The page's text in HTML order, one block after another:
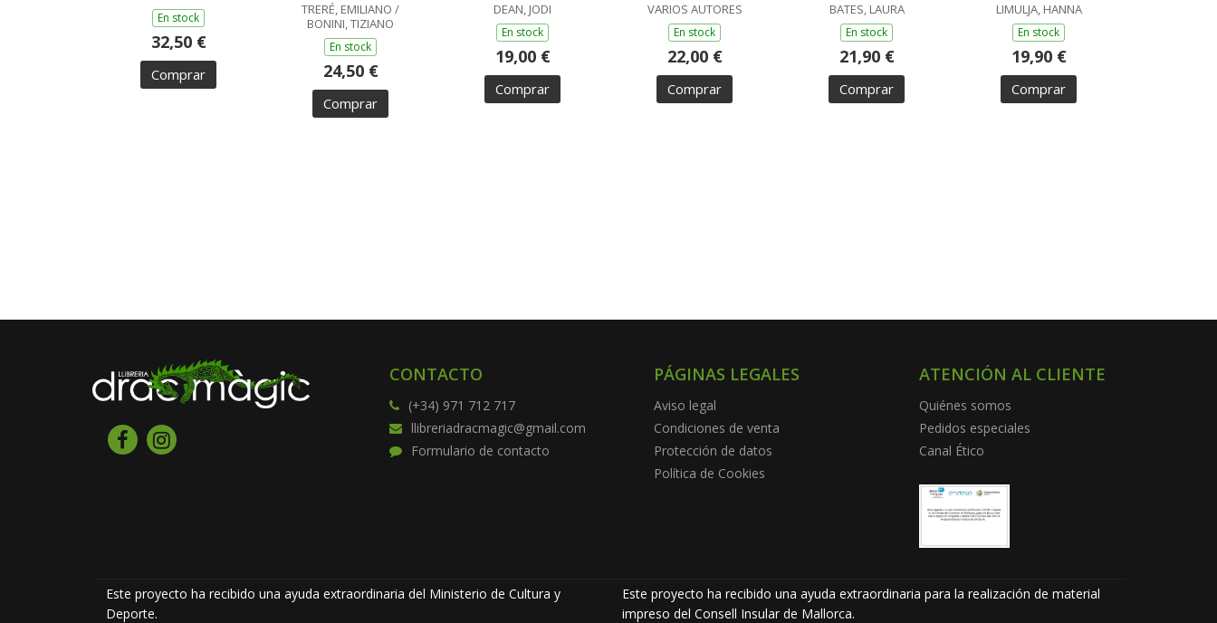
En stock
32,50 €
Comprar
TRERÉ, EMILIANO /
BONINI, TIZIANO
En stock
24,50 €
Comprar
DEAN, JODI
En stock
19,00 €
Comprar
VARIOS AUTORES
En stock
22,00 €
Comprar
BATES, LAURA
En stock
21,90 €
Comprar
LIMULJA, HANNA
En stock
19,90 €
Comprar
CONTACTO
(+34) 971 712 717
llibreriadracmagic@gmail.com
Formulario de contacto
PÁGINAS LEGALES
Aviso legal
Condiciones de venta
Protección de datos
Política de Cookies
ATENCIÓN AL CLIENTE
Quiénes somos
Pedidos especiales
Canal Ético
Este proyecto ha recibido una ayuda extraordinaria del Ministerio de Cultura y
Deporte.
Este proyecto ha recibido una ayuda extraordinaria para la realización de material
impreso del Consell Insular de Mallorca.